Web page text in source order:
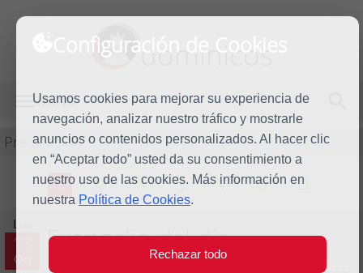
Configuración de Cookies
Usamos cookies para mejorar su experiencia de
navegación, analizar nuestro tráfico y mostrarle
anuncios o contenidos personalizados. Al hacer clic
en “Aceptar todo” usted da su consentimiento a
nuestro uso de las cookies. Más información en
nuestra Política de Cookies.
Rechazar todo
dominicos
MENÚ
Predicación
L M X J V S D
Lun
13
Oct
Evangelio del día